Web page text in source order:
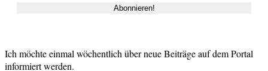
Ich möchte einmal wöchentlich über neue Beiträge auf dem Portal
informiert werden.